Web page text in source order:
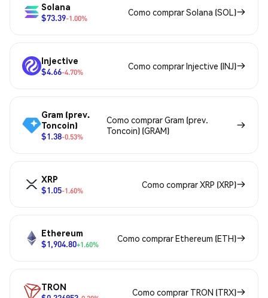
Solana
$73.39-1.00%
Como comprar Solana (SOL)
Injective
$4.66-4.70%
Como comprar Injective (INJ)
Gram (prev.
Toncoin)
$1.38-0.53%
Como comprar Gram (prev.
Toncoin) (GRAM)
XRP
$1.05-1.60%
Como comprar XRP (XRP)
Ethereum
$1,904.80+1.60%
Como comprar Ethereum (ETH)
TRON
Como comprar TRON (TRX)